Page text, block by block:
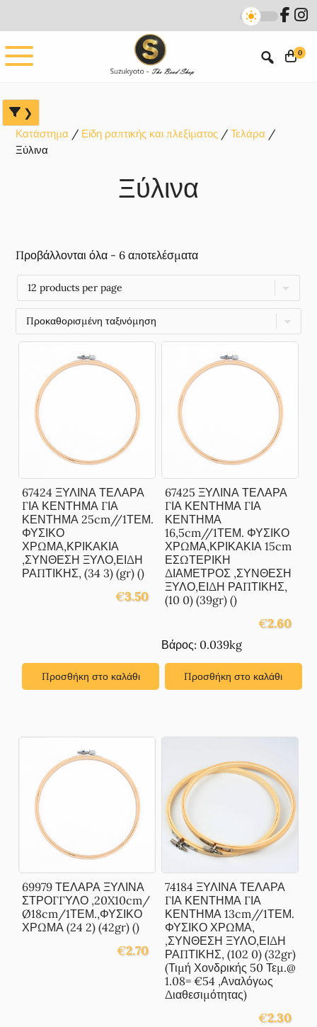
main
content
primary
sidebar
footer
0
Κατάστημα Είδη ραπτικής και πλεξίματος
Τελάρα
Ξύλινα
Ξύλινα
Προβάλλονται όλα - 6 αποτελέσματα
67424 ΞΥΛΙΝΑ ΤΕΛΑΡΑ
ΓΙΑ ΚΕΝΤΗΜΑ ΓΙΑ
ΚΕΝΤΗΜΑ 25cm//1ΤΕΜ.
ΦΥΣΙΚΟ
ΧΡΩΜΑ,ΚΡΙΚΑΚΙΑ
,ΣΥΝΘΕΣΗ ΞΥΛΟ,ΕΙΔΗ
ΡΑΠΤΙΚΗΣ, (34 3) (gr) ()
€3.50
Προσθήκη στο καλάθι
67425 ΞΥΛΙΝΑ ΤΕΛΑΡΑ
ΓΙΑ ΚΕΝΤΗΜΑ ΓΙΑ
ΚΕΝΤΗΜΑ
16,5cm//1ΤΕΜ. ΦΥΣΙΚΟ
ΧΡΩΜΑ,ΚΡΙΚΑΚΙΑ 15cm
ΕΣΩΤΕΡΙΚΗ
ΔΙΑΜΕΤΡΟΣ ,ΣΥΝΘΕΣΗ
ΞΥΛΟ,ΕΙΔΗ ΡΑΠΤΙΚΗΣ,
(10 0) (39gr) ()
€2.60
Βάρος: 0.039kg
Προσθήκη στο καλάθι
69979 ΤΕΛΑΡΑ ΞΥΛΙΝΑ
ΣΤΡΟΓΓΥΛΟ ,20X10cm/
Ø18cm/1ΤΕΜ.,ΦΥΣΙΚΟ
ΧΡΩΜΑ (24 2) (42gr) ()
€2.70
74184 ΞΥΛΙΝΑ ΤΕΛΑΡΑ
ΓΙΑ ΚΕΝΤΗΜΑ ΓΙΑ
ΚΕΝΤΗΜΑ 13cm//1ΤΕΜ.
ΦΥΣΙΚΟ ΧΡΩΜΑ,
,ΣΥΝΘΕΣΗ ΞΥΛΟ,ΕΙΔΗ
ΡΑΠΤΙΚΗΣ, (102 0) (32gr)
(Τιμή Χονδρικής 50 Τεμ.@
1.08= €54 ,Αναλόγως
Διαθεσιμότητας)
€2.30